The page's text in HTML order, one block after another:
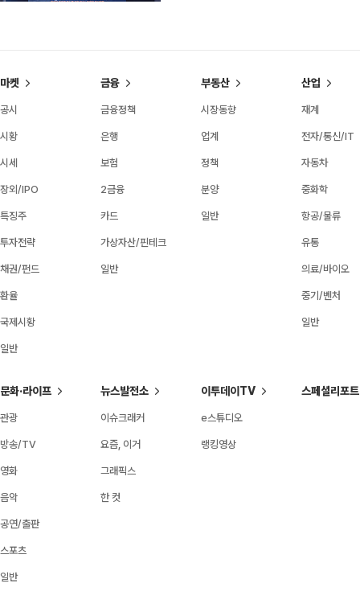
마켓
공시
시황
시세
장외/IPO
특징주
투자전략
채권/펀드
환율
국제시황
일반
금융
금융정책
은행
보험
2금융
카드
가상자산/핀테크
일반
부동산
시장동향
업계
정책
분양
일반
산업
재계
전자/통신/IT
자동차
중화학
항공/물류
유통
의료/바이오
중기/벤처
일반
문화·라이프
관광
방송/TV
영화
음악
공연/출판
스포츠
일반
뉴스발전소
이슈크래커
요즘, 이거
그래픽스
한 컷
이투데이TV
e스튜디오
랭킹영상
스페셜리포트